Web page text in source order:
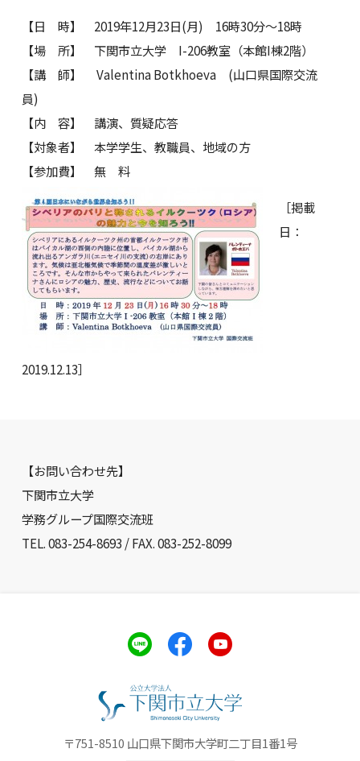
【日 時】 2019年12月23日(月) 16時30分～18時
【場 所】 下関市立大学 I-206教室（本館I棟2階）
【講 師】 Valentina Botkhoeva (山口県国際交流
員)
【内 容】 講演、質疑応答
【対象者】 本学学生、教職員、地域の方
【参加費】 無 料
［掲載
日：
2019.12.13］
【お問い合わせ先】
下関市立大学
学務グループ国際交流班
TEL. 083-254-8693 / FAX. 083-252-8099
〒751-8510 山口県下関市大学町二丁目1番1号